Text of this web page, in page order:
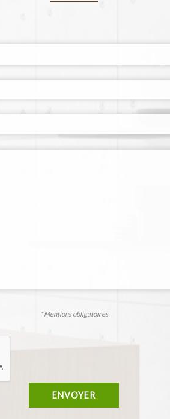
* Mentions obligatoires